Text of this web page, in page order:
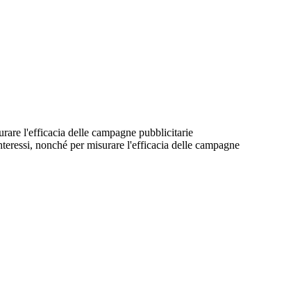
l'efficacia delle campagne pubblicitarie
nonché per misurare l'efficacia delle campagne